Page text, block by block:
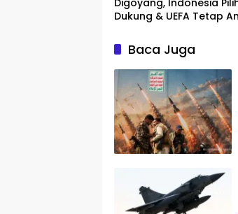
Dukung & UEFA Tetap
Baca Juga